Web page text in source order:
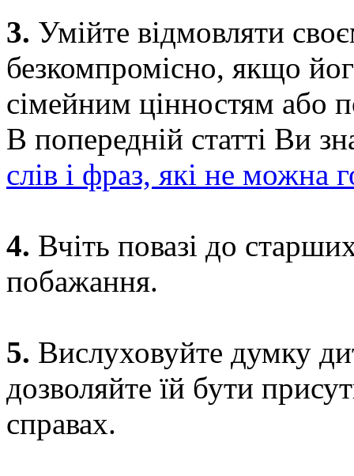
3. Умійте відмовляти
безкомпромісно, якщо
сімейним цінностям або
В попередній статті Ви
слів і фраз, які не можна
4. Вчіть повазі до
побажання.
5. Вислуховуйте думку
дозволяйте їй бути
справах.